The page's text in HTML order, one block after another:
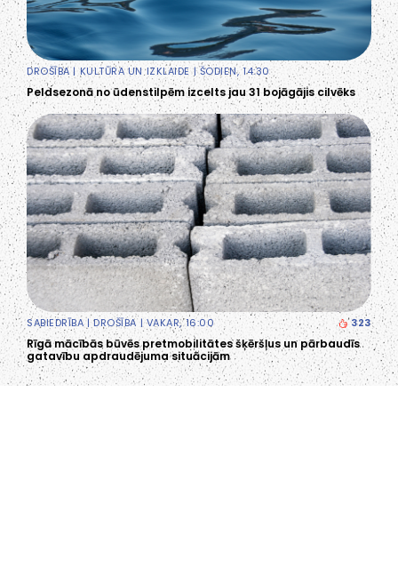
DROŠĪBA| KULTŪRA UN IZKLAIDE | ŠODIEN, 14:30
Peldsezonā no ūdenstilpēm izcelts jau 31 bojāgājis cilvēks
SABIEDRĪBA|DROŠĪBA| VAKAR, 16:00 323
Rīgā mācībās būvēs pretmobilitātes šķēršļus un pārbaudīs
gatavību apdraudējuma situācijām